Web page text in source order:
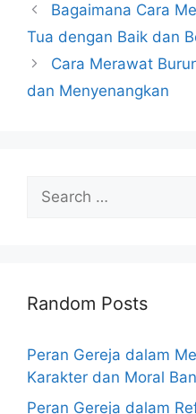
Bagaimana Cara
Tua dengan Baik dan
Cara Merawat
dan Menyenangkan
Search
for:
Random Posts
Peran Gereja dalam
Karakter dan Moral
Peran Gereja dalam